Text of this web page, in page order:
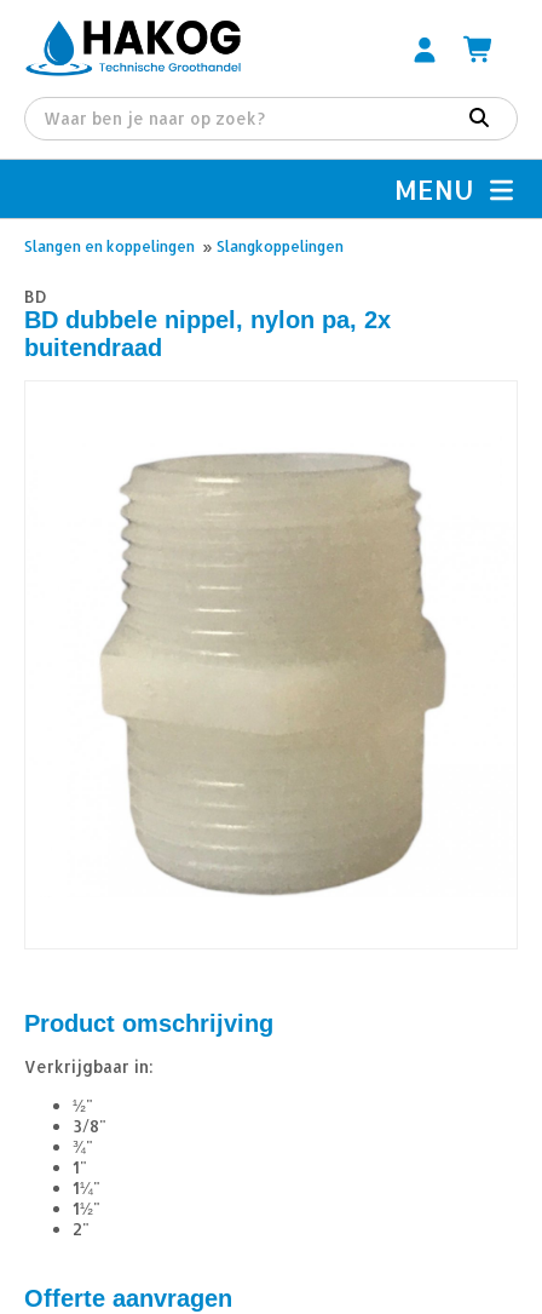
MENU
Slangen en koppelingen » Slangkoppelingen
BD
BD dubbele nippel, nylon pa, 2x
buitendraad
Product omschrijving
Verkrijgbaar in:
½"
3/8"
¾"
1"
1¼"
1½"
2"
Offerte aanvragen